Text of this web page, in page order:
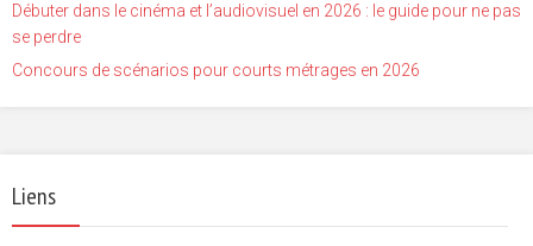
Débuter dans le cinéma et l’audiovisuel en 2026 : le guide pour ne pas
se perdre
Concours de scénarios pour courts métrages en 2026
Liens